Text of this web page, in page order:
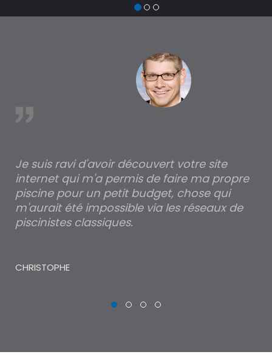
Je suis ravi d'avoir découvert votre site
internet qui m'a permis de faire ma propre
piscine pour un petit budget, chose qui
m'aurait été impossible via les réseaux de
piscinistes classiques.
CHRISTOPHE